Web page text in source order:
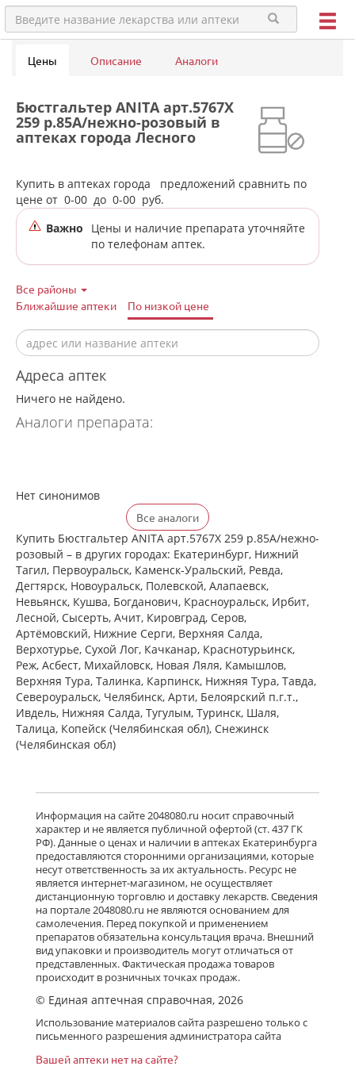
Цены Описание Аналоги
Бюстгальтер ANITA арт.5767X
259 р.85A/нежно-розовый в
аптеках города Лесного
Купить в аптеках города
предложений сравнить по
цене от 0-00 до 0-00 руб.
Важно
Цены и наличие препарата уточняйте
по телефонам аптек.
Все районы
Ближайшие аптеки
По низкой цене
Адреса аптек
Ничего не найдено.
Аналоги препарата:
Нет синонимов
Все аналоги
Купить Бюстгальтер ANITA арт.5767X 259 р.85A/нежно-
розовый – в других городах: Екатеринбург, Нижний
Тагил, Первоуральск, Каменск-Уральский, Ревда,
Дегтярск, Новоуральск, Полевской, Алапаевск,
Невьянск, Кушва, Богданович, Красноуральск, Ирбит,
Лесной, Сысерть, Ачит, Кировград, Серов,
Артёмовский, Нижние Cерги, Верхняя Салда,
Верхотурье, Сухой Лог, Качканар, Краснотурьинск,
Реж, Асбест, Михайловск, Новая Ляля, Камышлов,
Верхняя Тура, Талинка, Карпинск, Нижняя Тура, Тавда,
Североуральск, Челябинск, Арти, Белоярский п.г.т.,
Ивдель, Нижняя Салда, Тугулым, Туринск, Шаля,
Талица, Копейск (Челябинская обл), Снежинск
(Челябинская обл)
Информация на сайте 2048080.ru носит справочный
характер и не является публичной офертой (ст. 437 ГК
РФ). Данные о ценах и наличии в аптеках Екатеринбурга
предоставляются сторонними организациями, которые
несут ответственность за их актуальность. Ресурс не
является интернет-магазином, не осуществляет
дистанционную торговлю и доставку лекарств. Сведения
на портале 2048080.ru не являются основанием для
самолечения. Перед покупкой и применением
препаратов обязательна консультация врача. Внешний
вид упаковки и производитель могут отличаться от
представленных. Фактическая продажа товаров
происходит в розничных точках продаж.
© Единая аптечная справочная, 2026
Использование материалов сайта разрешено только с
письменного разрешения администратора сайта
Вашей аптеки нет на сайте?